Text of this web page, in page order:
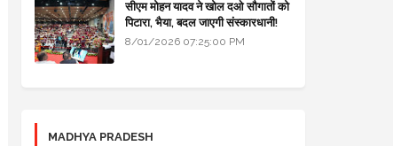
सीएम मोहन यादव ने खोल दओ सौगातों को
पिटारा, भैया, बदल जाएगी संस्कारधानी!
8/01/2026 07:25:00 PM
MADHYA PRADESH